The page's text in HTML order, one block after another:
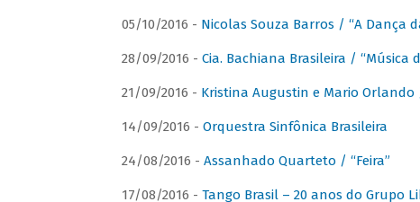
05/10/2016 - Nicolas Souza Barros / “A Dança
28/09/2016 - Cia. Bachiana Brasileira / “Música
21/09/2016 - Kristina Augustin e Mario Orlando
14/09/2016 - Orquestra Sinfônica Brasileira
24/08/2016 - Assanhado Quarteto / “Feira”
17/08/2016 - Tango Brasil – 20 anos do Grupo